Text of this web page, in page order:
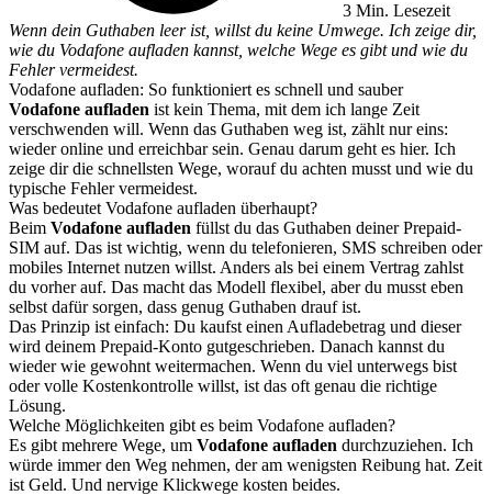
3 Min. Lesezeit
Wenn dein Guthaben leer ist, willst du keine Umwege. Ich zeige dir,
wie du Vodafone aufladen kannst, welche Wege es gibt und wie du
Fehler vermeidest.
Vodafone aufladen: So funktioniert es schnell und sauber
Vodafone aufladen ist kein Thema, mit dem ich lange Zeit
verschwenden will. Wenn das Guthaben weg ist, zählt nur eins:
wieder online und erreichbar sein. Genau darum geht es hier. Ich
zeige dir die schnellsten Wege, worauf du achten musst und wie du
typische Fehler vermeidest.
Was bedeutet Vodafone aufladen überhaupt?
Beim Vodafone aufladen füllst du das Guthaben deiner Prepaid-
SIM auf. Das ist wichtig, wenn du telefonieren, SMS schreiben oder
mobiles Internet nutzen willst. Anders als bei einem Vertrag zahlst
du vorher auf. Das macht das Modell flexibel, aber du musst eben
selbst dafür sorgen, dass genug Guthaben drauf ist.
Das Prinzip ist einfach: Du kaufst einen Aufladebetrag und dieser
wird deinem Prepaid-Konto gutgeschrieben. Danach kannst du
wieder wie gewohnt weitermachen. Wenn du viel unterwegs bist
oder volle Kostenkontrolle willst, ist das oft genau die richtige
Lösung.
Welche Möglichkeiten gibt es beim Vodafone aufladen?
Es gibt mehrere Wege, um Vodafone aufladen durchzuziehen. Ich
würde immer den Weg nehmen, der am wenigsten Reibung hat. Zeit
ist Geld. Und nervige Klickwege kosten beides.